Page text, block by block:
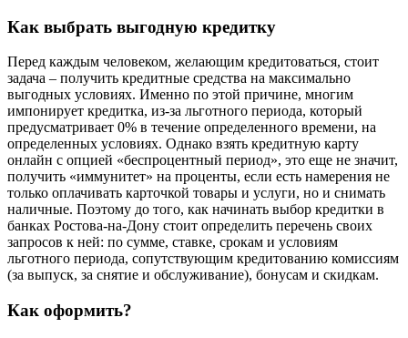
Как выбрать выгодную кредитку
Перед каждым человеком, желающим кредитоваться, стоит
задача – получить кредитные средства на максимально
выгодных условиях. Именно по этой причине, многим
импонирует кредитка, из-за льготного периода, который
предусматривает 0% в течение определенного времени, на
определенных условиях. Однако взять кредитную карту
онлайн с опцией «беспроцентный период», это еще не значит,
получить «иммунитет» на проценты, если есть намерения не
только оплачивать карточкой товары и услуги, но и снимать
наличные. Поэтому до того, как начинать выбор кредитки в
банках Ростова-на-Дону стоит определить перечень своих
запросов к ней: по сумме, ставке, срокам и условиям
льготного периода, сопутствующим кредитованию комиссиям
(за выпуск, за снятие и обслуживание), бонусам и скидкам.
Как оформить?